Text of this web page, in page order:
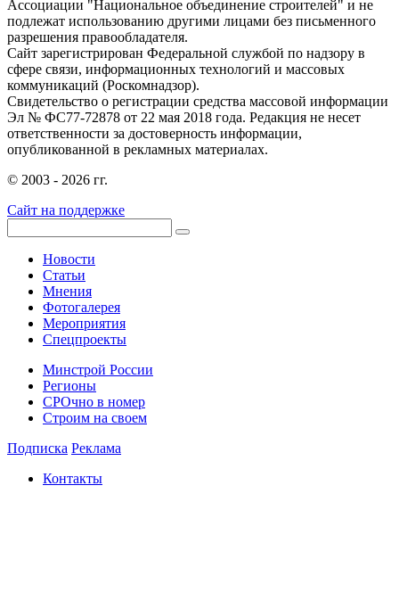
Ассоциации "Национальное объединение строителей" и не
подлежат использованию другими лицами без письменного
разрешения правообладателя.
Сайт зарегистрирован Федеральной службой по надзору в
сфере связи, информационных технологий и массовых
коммуникаций (Роскомнадзор).
Свидетельство о регистрации средства массовой информации
Эл № ФС77-72878 от 22 мая 2018 года. Редакция не несет
ответственности за достоверность информации,
опубликованной в рекламных материалах.
© 2003 - 2026 гг.
Сайт на поддержке
Новости
Статьи
Мнения
Фотогалерея
Мероприятия
Спецпроекты
Минстрой России
Регионы
СРОчно в номер
Строим на своем
Подписка Реклама
Контакты